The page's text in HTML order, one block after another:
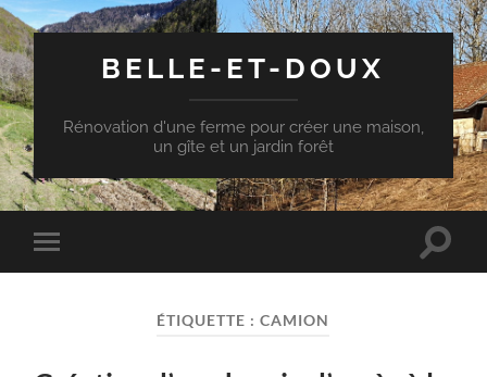
BELLE-ET-DOUX
Rénovation d'une ferme pour créer une maison,
un gîte et un jardin forêt
Toggle
mobile
Toggle
ÉTIQUETTE :CAMION